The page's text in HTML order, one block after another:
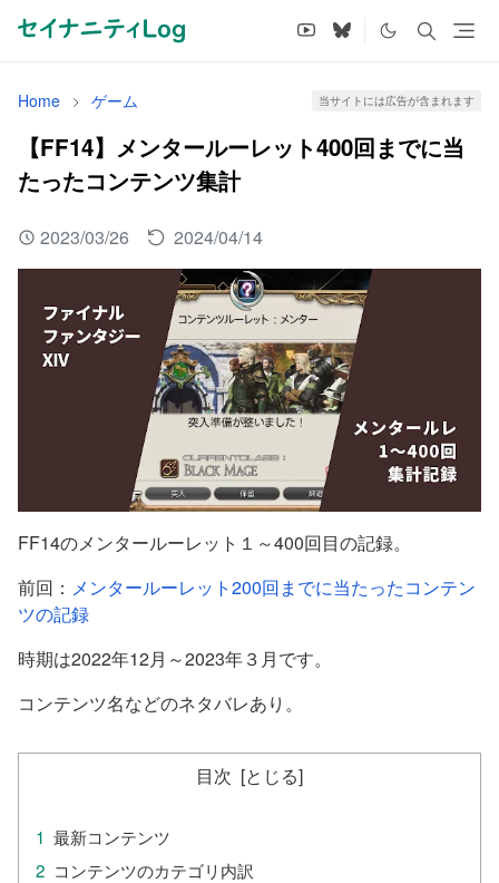
Home ゲーム 当サイトには広告が含まれます
【FF14】メンタールーレット400回までに当
たったコンテンツ集計
2023/03/26 2024/04/14
FF14のメンタールーレット１～400回目の記録。
前回： メンタールーレット200回までに当たったコンテン
ツの記録
時期は2022年12月～2023年３月です。
コンテンツ名などのネタバレあり。
目次
最新コンテンツ
コンテンツのカテゴリ内訳